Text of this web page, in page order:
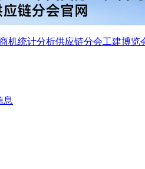
机统计分析供应链分会工建博览
息